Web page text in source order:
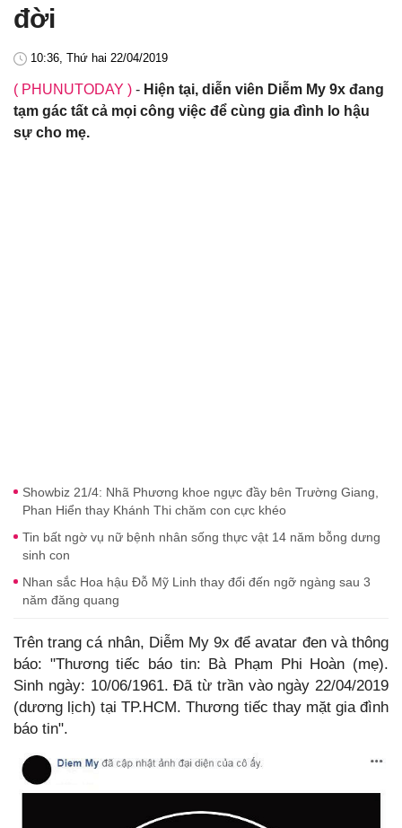
đời
10:36, Thứ hai 22/04/2019
( PHUNUTODAY ) - Hiện tại, diễn viên Diễm My 9x đang
tạm gác tất cả mọi công việc để cùng gia đình lo hậu
sự cho mẹ.
Showbiz 21/4: Nhã Phương khoe ngực đầy bên Trường Giang,
Phan Hiển thay Khánh Thi chăm con cực khéo
Tin bất ngờ vụ nữ bệnh nhân sống thực vật 14 năm bỗng dưng
sinh con
Nhan sắc Hoa hậu Đỗ Mỹ Linh thay đổi đến ngỡ ngàng sau 3
năm đăng quang
Trên trang cá nhân, Diễm My 9x để avatar đen và thông
báo: "Thương tiếc báo tin: Bà Phạm Phi Hoàn (mẹ).
Sinh ngày: 10/06/1961. Đã từ trần vào ngày 22/04/2019
(dương lịch) tại TP.HCM. Thương tiếc thay mặt gia đình
báo tin".